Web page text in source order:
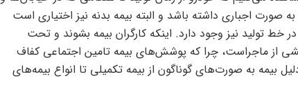
اجباری داشته باشد و البته بیمه بدنه نیز اختیاری است
خط تولید نیز وجود دارد. اینکه کارگران بیمه بشوند و تحت
از ماجراست، چرا که پوشش‌های بیمه تامین اجتماعی کفاف
بیمه به صورت‌های گوناگون از بیمه تکمیلی تا انواع بیمه‌های